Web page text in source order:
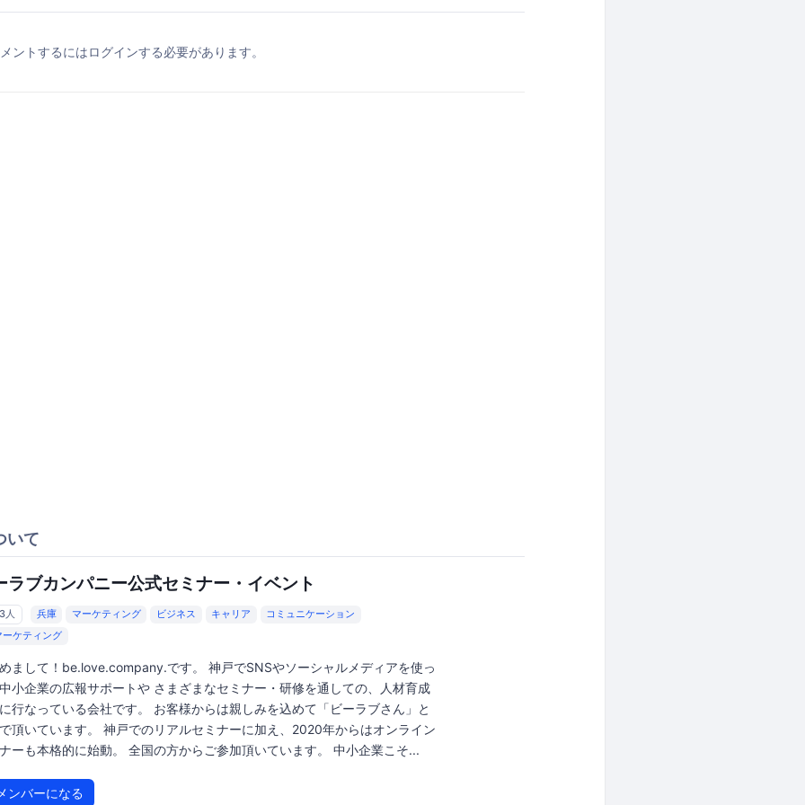
ントするにはログインする必要があります。
いて
ラブカンパニー公式セミナー・イベント
人 兵庫 マーケティング ビジネス キャリア
コミュニケーション
ーケティング
まして！be.love.company.です。 神戸でSNSやソーシャルメディアを使っ
小企業の広報サポートや さまざまなセミナー・研修を通しての、人材育成
行なっている会社です。 お客様からは親しみを込めて「ビーラブさん」と
頂いています。 神戸でのリアルセミナーに加え、2020年からはオンライン
ーも本格的に始動。 全国の方からご参加頂いています。 中小企業こそ...
メンバーになる